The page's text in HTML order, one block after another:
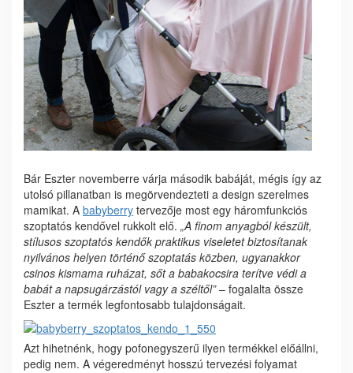
Bár Eszter novemberre várja második babáját, mégis így az
utolsó pillanatban is megörvendezteti a design szerelmes
mamikat. A babyberry tervezője most egy háromfunkciós
szoptatós kendővel rukkolt elő. „A finom anyagból készült,
stílusos szoptatós kendők praktikus viseletet biztosítanak
nyilvános helyen történő szoptatás közben, ugyanakkor
csinos kismama ruházat, sőt a babakocsira terítve védi a
babát a napsugárzástól vagy a széltől”– fogalalta össze
Eszter a termék legfontosabb tulajdonságait.
Azt hihetnénk, hogy pofonegyszerű ilyen termékkel előállni,
pedig nem. A végeredményt hosszú tervezési folyamat